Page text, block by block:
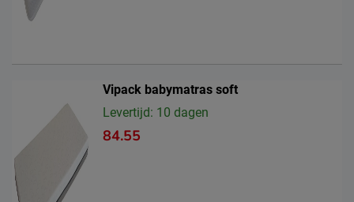
Vipack babymatras soft
Levertijd: 10 dagen
84.55